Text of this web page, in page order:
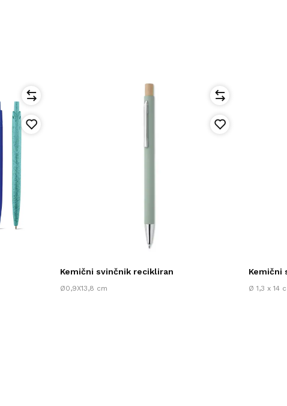
Kemični svinčnik recikliran
Ø0,9X13,8 cm
Kemični
Ø 1,3 x 14